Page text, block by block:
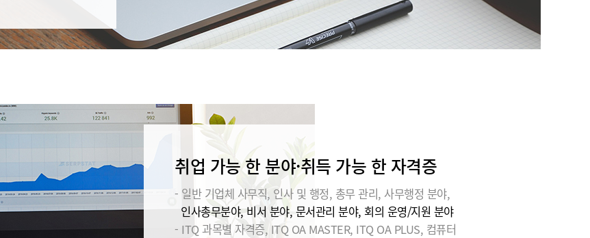
취업 가능 한 분야·취득 가능 한 자격증
- 일반 기업체 사무직, 인사 및 행정, 총무 관리, 사무행정 분야,
인사총무분야, 비서 분야, 문서관리 분야, 회의 운영/지원 분야
- ITQ 과목별 자격증, ITQ OA MASTER, ITQ OA PLUS, 컴퓨터